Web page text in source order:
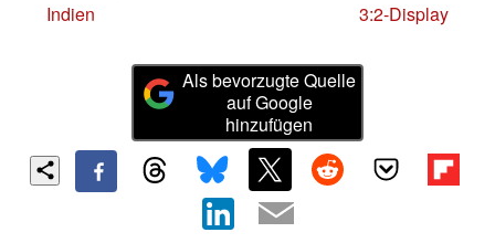
Indien
3:2-Display
Als bevorzugte Quelle
auf Google
hinzufügen